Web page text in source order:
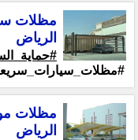
مظلات
الرياض
الرياض